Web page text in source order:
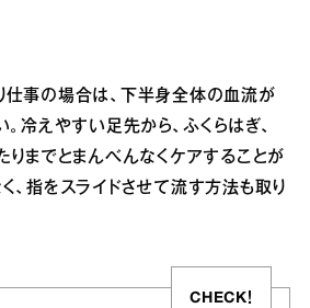
仕事の場合は、下半身全体の血流が
。冷えやすい足先から、ふくらはぎ、
りまでとまんべんなくケアすることが
、指をスライドさせて流す方法も取り
CHECK！